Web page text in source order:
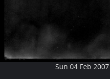
Sun 04 Feb